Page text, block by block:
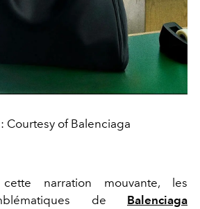
Courtesy of Balenciaga
narration mouvante, les
de Balenciaga